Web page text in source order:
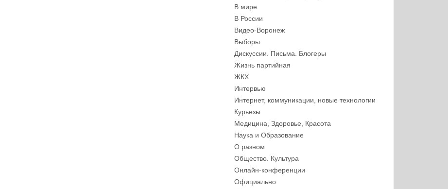
В мире
В России
Видео-Воронеж
Выборы
Дискуссии. Письма. Блогеры
Жизнь партийная
ЖКХ
Интервью
Интернет, коммуникации, новые технологии
Курьезы
Медицина, Здоровье, Красота
Наука и Образование
О разном
Общество. Культура
Онлайн-конференции
Официально